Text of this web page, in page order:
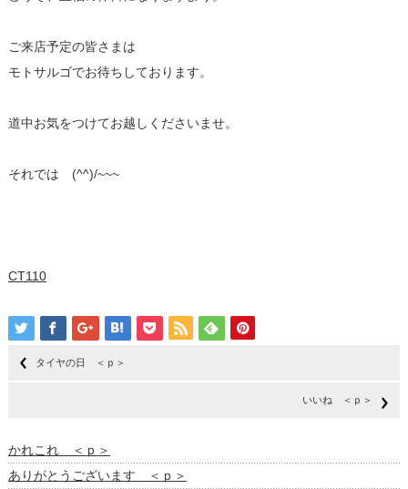
ご来店予定の皆さまは
モトサルゴでお待ちしております。
道中お気をつけてお越しくださいませ。
それでは (^^)/~~~
CT110
タイヤの日 ＜ｐ＞
いいね ＜ｐ＞
かれこれ ＜ｐ＞
ありがとうございます ＜ｐ＞